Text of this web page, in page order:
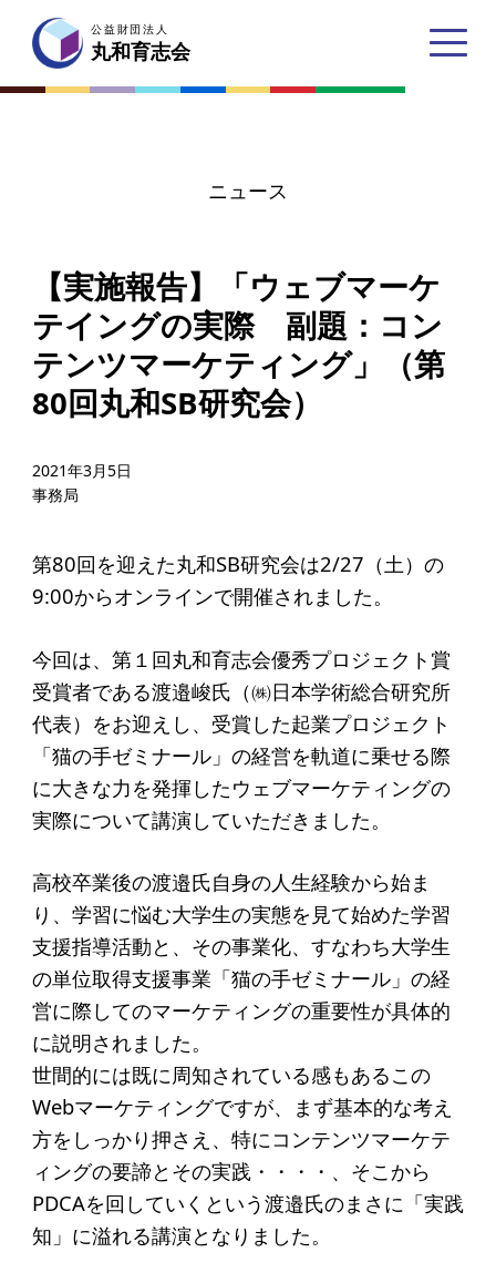
公益財団法人
丸和育志会
丸和育志会とは
理事長あいさつ
丸和育志会の目指す未来
学生のみなさんへ
起業家のみなさんへ
起業を考えている
応援したいみなさんへ
財団概要
理念
沿革
組織
事業内容
年間スケジュール
定款
個人情報保護方針
アクセス
給付型奨学金
事業方針
募集要項
給付型奨学金とは
公益財団法人
丸和育志会
ニュース
【実施報告】「ウェブマーケ
テイングの実際 副題：コン
テンツマーケティング」（第
80回丸和SB研究会）
2021年3月5日
事務局
第80回を迎えた丸和SB研究会は2/27（土）の
9:00からオンラインで開催されました。
今回は、第１回丸和育志会優秀プロジェクト賞
受賞者である渡邉峻氏（㈱日本学術総合研究所
代表）をお迎えし、受賞した起業プロジェクト
「猫の手ゼミナール」の経営を軌道に乗せる際
に大きな力を発揮したウェブマーケティングの
実際について講演していただきました。
高校卒業後の渡邉氏自身の人生経験から始ま
り、学習に悩む大学生の実態を見て始めた学習
支援指導活動と、その事業化、すなわち大学生
の単位取得支援事業「猫の手ゼミナール」の経
営に際してのマーケティングの重要性が具体的
に説明されました。
世間的には既に周知されている感もあるこの
Webマーケティングですが、まず基本的な考え
方をしっかり押さえ、特にコンテンツマーケテ
ィングの要諦とその実践・・・・、そこから
PDCAを回していくという渡邉氏のまさに「実践
知」に溢れる講演となりました。